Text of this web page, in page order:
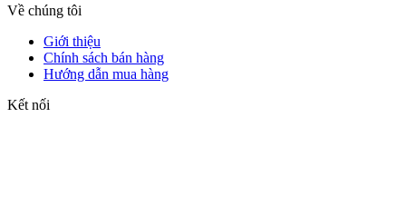
Về chúng tôi
Giới thiệu
Chính sách bán hàng
Hướng dẫn mua hàng
Kết nối